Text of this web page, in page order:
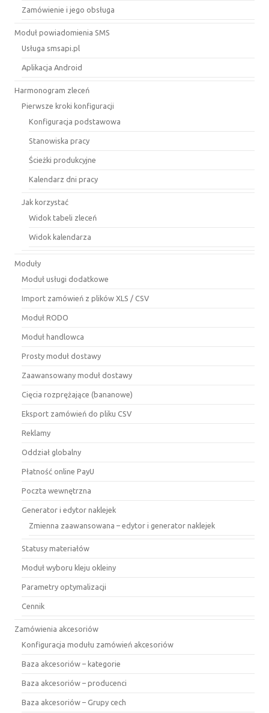
Zamówienie i jego obsługa
Moduł powiadomienia SMS
Usługa smsapi.pl
Aplikacja Android
Harmonogram zleceń
Pierwsze kroki konfiguracji
Konfiguracja podstawowa
Stanowiska pracy
Ścieżki produkcyjne
Kalendarz dni pracy
Jak korzystać
Widok tabeli zleceń
Widok kalendarza
Moduły
Moduł usługi dodatkowe
Import zamówień z plików XLS / CSV
Moduł RODO
Moduł handlowca
Prosty moduł dostawy
Zaawansowany moduł dostawy
Cięcia rozprężające (bananowe)
Eksport zamówień do pliku CSV
Reklamy
Oddział globalny
Płatność online PayU
Poczta wewnętrzna
Generator i edytor naklejek
Zmienna zaawansowana – edytor i generator naklejek
Statusy materiałów
Moduł wyboru kleju okleiny
Parametry optymalizacji
Cennik
Zamówienia akcesoriów
Konfiguracja modułu zamówień akcesoriów
Baza akcesoriów – kategorie
Baza akcesoriów – producenci
Baza akcesoriów – Grupy cech